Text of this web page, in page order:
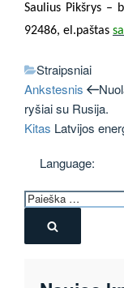
Saulius Pikšrys –
92486, el.paštas
Kategorijos
Straipsniai
Navigacija
tarp
įrašų
Ankstesnis
įrašas
Ankstesnis
ryšiai su Rusija.
Kitas
Kitas Latvijos
Language:
Ieškoti: